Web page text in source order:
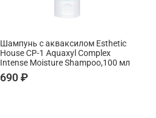
Шампунь с акваксилом Esthetic
House CP-1 Aquaxyl Complex
Intense Moisture Shampoo,100 мл
690 ₽